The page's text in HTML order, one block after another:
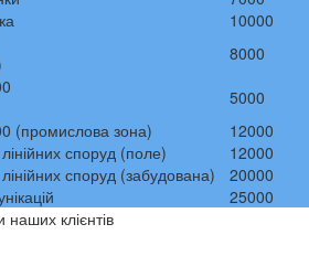
10000
8000
5000
(промислова зона)
12000
споруд (поле)
12000
споруд (забудована)
20000
25000
наших клієнтів